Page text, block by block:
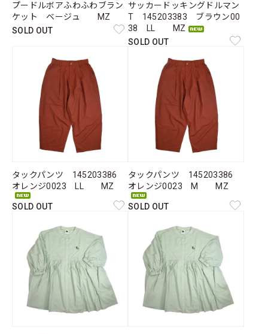
プードルボアふわふわブラン
ケット ベージュ MZ
SOLD OUT
サッカードッキングドルマン
T 145203383 ブラウン00
38 LL MZ
SOLD OUT
タックパンツ 145203386
オレンジ0023 LL MZ
SOLD OUT
タックパンツ 145203386
オレンジ0023 M MZ
SOLD OUT